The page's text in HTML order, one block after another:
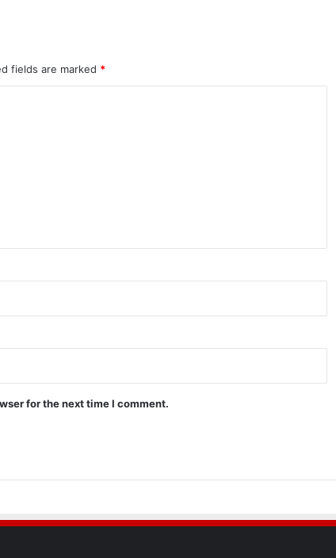
fields are marked *
for the next time I comment.